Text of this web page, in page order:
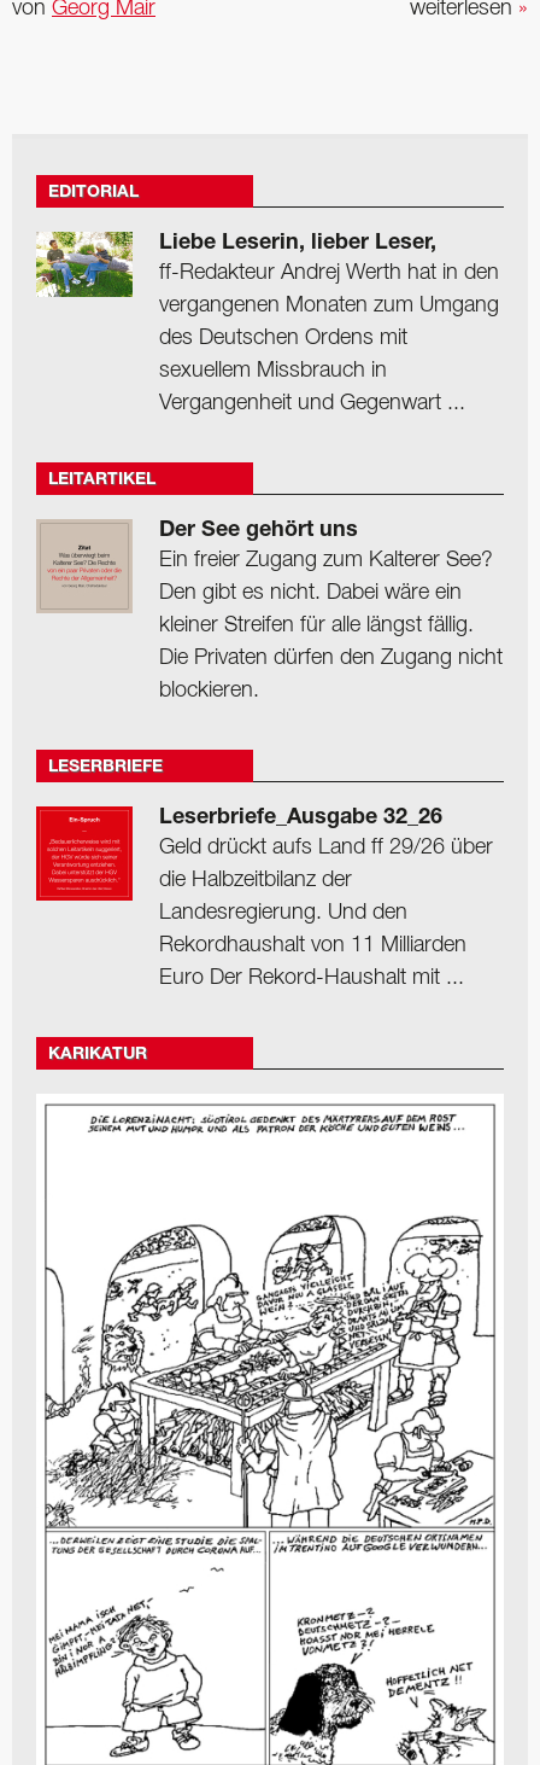
weiterlesen »
von Georg Mair
EDITORIAL
Liebe Leserin, lieber Leser,
ff-Redakteur Andrej Werth hat in den
vergangenen Monaten zum Umgang
des Deutschen Ordens mit
sexuellem Missbrauch in
Vergangenheit und Gegenwart ...
LEITARTIKEL
Der See gehört uns
Ein freier Zugang zum Kalterer See?
Den gibt es nicht. Dabei wäre ein
kleiner Streifen für alle längst fällig.
Die Privaten dürfen den Zugang nicht
blockieren.
LESERBRIEFE
Leserbriefe_Ausgabe 32_26
Geld drückt aufs Land ff 29/26 über
die Halbzeitbilanz der
Landesregierung. Und den
Rekordhaushalt von 11 Milliarden
Euro Der Rekord-Haushalt mit ...
KARIKATUR